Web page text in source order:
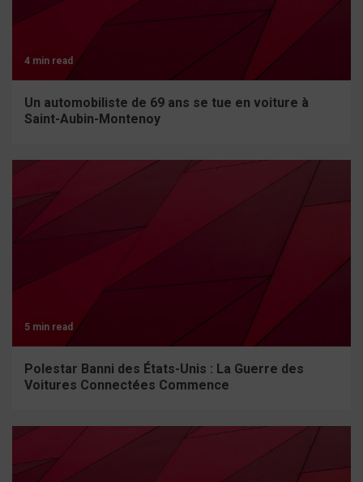
4 min read
Un automobiliste de 69 ans se tue en voiture à
Saint-Aubin-Montenoy
5 min read
Polestar Banni des États-Unis : La Guerre des
Voitures Connectées Commence